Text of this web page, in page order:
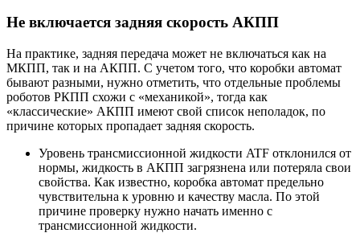
Не включается задняя скорость АКПП
На практике, задняя передача может не включаться как на
МКПП, так и на АКПП. С учетом того, что коробки автомат
бывают разными, нужно отметить, что отдельные проблемы
роботов РКПП схожи с «механикой», тогда как
«классические» АКПП имеют свой список неполадок, по
причине которых пропадает задняя скорость.
Уровень трансмиссионной жидкости ATF отклонился от
нормы, жидкость в АКПП загрязнена или потеряла свои
свойства. Как известно, коробка автомат предельно
чувствительна к уровню и качеству масла. По этой
причине проверку нужно начать именно с
трансмиссионной жидкости.